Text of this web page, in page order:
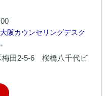
大阪カウンセリングデスク
梅田2-5-6 桜橋八千代ビ